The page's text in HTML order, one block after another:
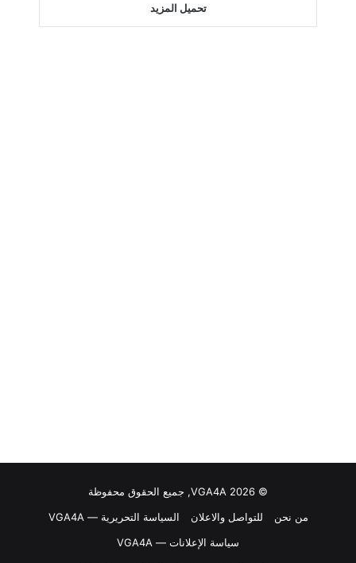
تحميل المزيد
© VGA4A 2026, جميع الحقوق محفوظة
من نحن
للتواصل والاعلان
السياسة التحريرية — VGA4A
سياسة الإعلانات — VGA4A